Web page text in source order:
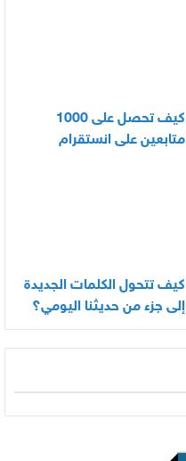
كيف تحصل على 1000
متابعين على انستقرام
كيف تتحول الكلمات الجديدة
إلى جزء من حديثنا اليومي؟